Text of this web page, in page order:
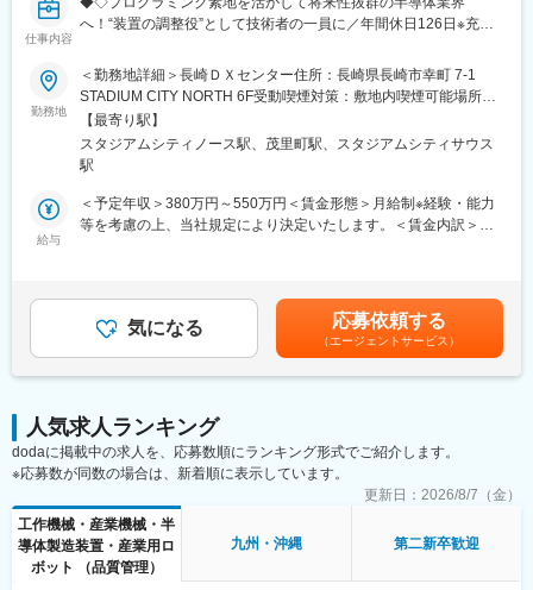
■当社について：
います。主に自動車や産業用機器、半導体、情報通信機器などの
さまざまなモノづくりを行う企業にエンジニアの高度な技術力を
提供しています。
特に得意としている領域は、設計開発～評価試験までの製品開発
におけるミドルレンジと言われる領域を強みとしております。近
年はAIやIoTなどの技術革新が進んでおり、社会におけるエンジニ
ア人材の重要性がドンドン加速しており、当社は各顧客企業の戦
が常にお客様のニーズに応えられる理由の一つです。エンジニア
はメイテックグループの充実した研修設備や最新機材を活用し、
継続的に技術力を向上させています。研修では現役エンジニアが
に徹底した人間力研修によってコミュニケーション力や業務推進
力といった人間力の向上にも取り組むことで現場のチーム力アッ
プに貢献します。
仕事内容
へ！“装置の調整役”として技術者の一員に／年間休日126日※充実
■業務内容：
半導体の微細寸法を測定する計測装置において、計測アルゴリズ
ムを用いた 評価・データ解析・結果整理 を行うアプリケーション
エンジニア業務です。
アルゴリズムを一から研究開発する仕事ではなく、既存ロジック
を使いながら、評価・改善・検証を進める役割です。
・CD-SEMを用いた半導体サンプルの計測・評価
■ 評価結果の整理・資料作成
・韓国メーカーとの技術的なやり取り、連携
・評価条件の検討・フィードバック
※すべて研修・OJTを通して段階的に習得できます。
■働き方：
本ポジションは、韓国への長期出張が基本となります。日本での
準備・研修後、韓国の半導体メーカー拠点へ出張し業務を行いま
す。目安としては、3ヶ月ごとに帰国して1～2週間日本滞在のサ
勤務地
＜勤務地詳細＞長崎ＤＸセンター住所：長崎県長崎市幸町 7-1
STADIUM CITY NORTH 6F受動喫煙対策：敷地内喫煙可能場所あ
り変更の範囲：会社の定める事業所
【最寄り駅】
スタジアムシティノース駅、茂里町駅、スタジアムシティサウス
駅
給与
＜予定年収＞380万円～550万円＜賃金形態＞月給制※経験・能力
等を考慮の上、当社規定により決定いたします。＜賃金内訳＞月
月／月）※24年度実績ベースアップ込みの平均値■賞与：年2回
（過去実績3.9ヶ月分）賃金はあくまでも目安の金額であり、選考
を通じて上下する可能性があります。月給(月額)は固定手当を含め
た表記です。
気になる 応募依頼する
（エージェントサービス）
人気求人ランキング
dodaに掲載中の求人を、応募数順にランキング形式でご紹介します。
※応募数が同数の場合は、新着順に表示しています。
更新日： 2026/8/7（金）
工作機械・産業機械・半
導体製造装置・産業用ロ
ボット （品質管理）
九州・沖縄 第二新卒歓迎